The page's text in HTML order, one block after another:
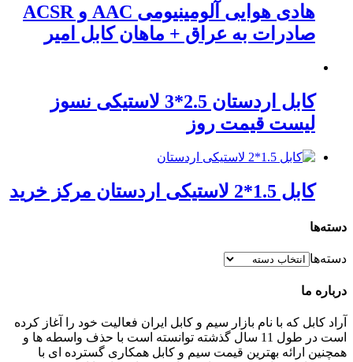
هادی هوایی آلومینیومی AAC و ACSR
صادرات به عراق + ماهان کابل امیر
کابل اردستان 2.5*3 لاستیکی نسوز
لیست قیمت روز
کابل 1.5*2 لاستیکی اردستان مرکز خرید
دسته‌ها
دسته‌ها
درباره ما
آراد کابل که با نام بازار سیم و کابل ایران فعالیت خود را آغاز کرده
است در طول 11 سال گذشته توانسته است با حذف واسطه ها و
همچنین ارائه بهترین قیمت سیم و کابل همکاری گسترده ای با